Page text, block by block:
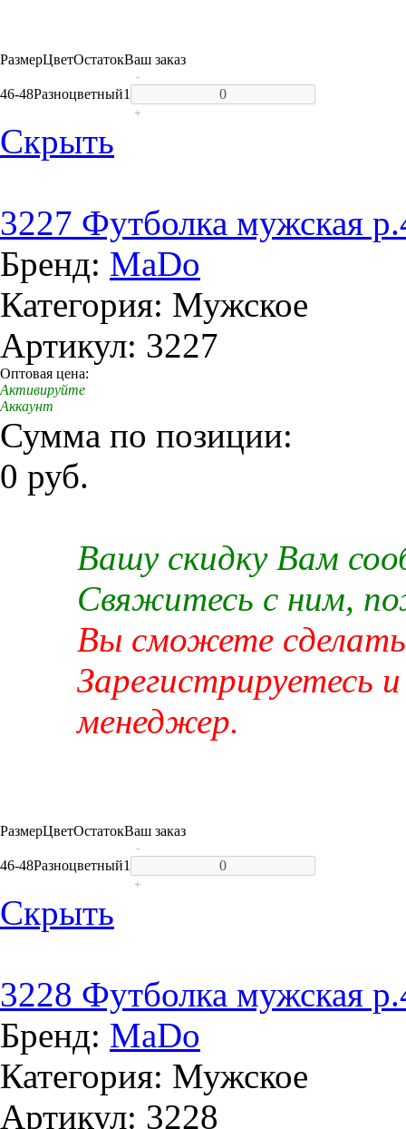
РазмерЦветОстатокВаш заказ
46-48Разноцветный1
-
+
Скрыть
3227 Футболка мужская
Бренд: MaDo
Категория: Мужское
Артикул: 3227
Оптовая цена:
Активируйте
Аккаунт
Сумма по позиции:
0 руб.
Вашу скидку Вам
Свяжитесь с ним,
Вы сможете сделать
Зарегистрируетесь
менеджер.
РазмерЦветОстатокВаш заказ
46-48Разноцветный1
-
+
Скрыть
3228 Футболка мужская
Бренд: MaDo
Категория: Мужское
Артикул: 3228